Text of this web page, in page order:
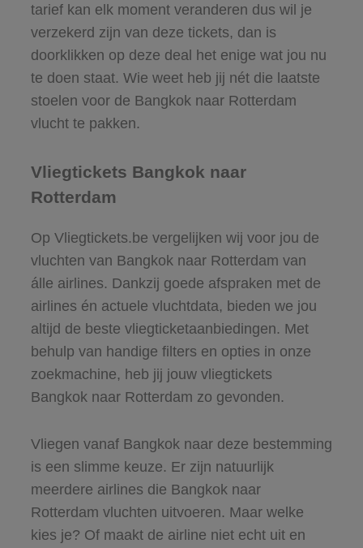
tarief kan elk moment veranderen dus wil je
verzekerd zijn van deze tickets, dan is
doorklikken op deze deal het enige wat jou nu
te doen staat. Wie weet heb jij nét die laatste
stoelen voor de Bangkok naar Rotterdam
vlucht te pakken.
Vliegtickets Bangkok naar
Rotterdam
Op Vliegtickets.be vergelijken wij voor jou de
vluchten van Bangkok naar Rotterdam van
álle airlines. Dankzij goede afspraken met de
airlines én actuele vluchtdata, bieden we jou
altijd de beste vliegticketaanbiedingen. Met
behulp van handige filters en opties in onze
zoekmachine, heb jij jouw vliegtickets
Bangkok naar Rotterdam zo gevonden.
Vliegen vanaf Bangkok naar deze bestemming
is een slimme keuze. Er zijn natuurlijk
meerdere airlines die Bangkok naar
Rotterdam vluchten uitvoeren. Maar welke
kies je? Of maakt de airline niet echt uit en